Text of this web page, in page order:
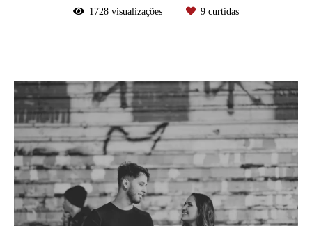
1728 visualizações 9 curtidas